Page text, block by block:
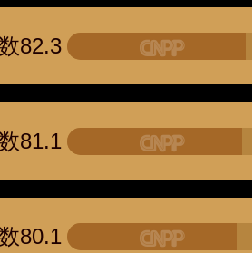
82.3
81.1
80.1
今顶KIND 400-826-5225